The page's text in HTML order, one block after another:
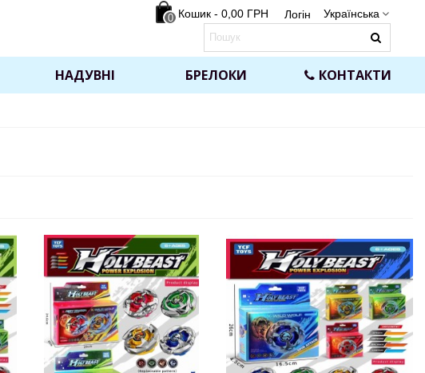
0 Кошик - 0,00 ГРН Логін Українська
НАДУВНІ БРЕЛОКИ КОНТАКТИ